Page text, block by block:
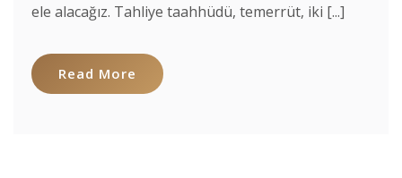
ele alacağız. Tahliye taahhüdü, temerrüt, iki [...]
Read More